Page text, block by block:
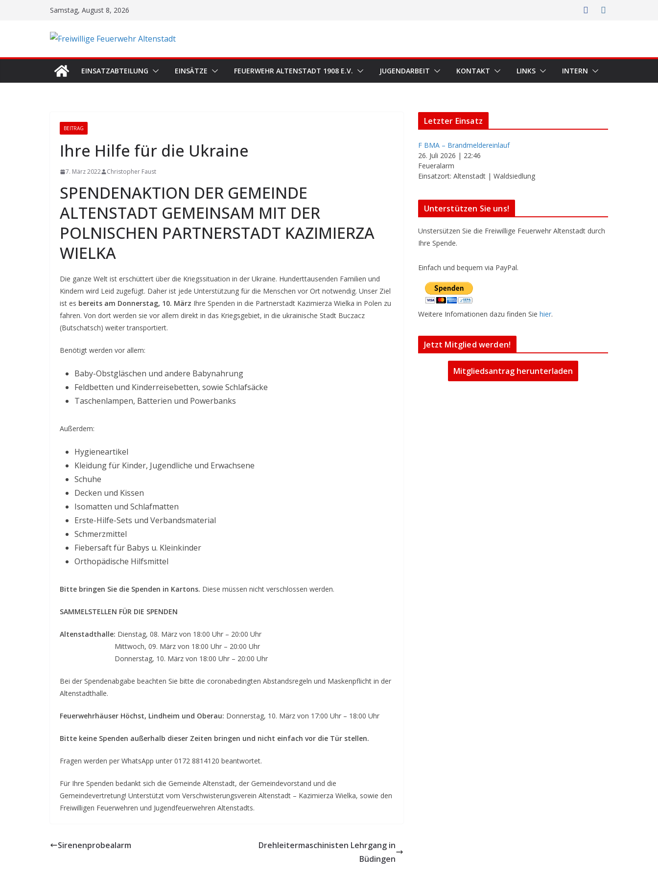
Samstag, August 8, 2026
EINSATZABTEILUNG EINSÄTZE FEUERWEHR ALTENSTADT 1908 E.V. JUGENDARBEIT KONTAKT LINKS INTERN
BEITRAG
Ihre Hilfe für die Ukraine
7. März 2022 Christopher Faust
SPENDENAKTION DER GEMEINDE
ALTENSTADT GEMEINSAM MIT DER
POLNISCHEN PARTNERSTADT KAZIMIERZA
WIELKA
Die ganze Welt ist erschüttert über die Kriegssituation in der Ukraine. Hunderttausenden Familien und
Kindern wird Leid zugefügt. Daher ist jede Unterstützung für die Menschen vor Ort notwendig. Unser Ziel
ist es bereits am Donnerstag, 10. März Ihre Spenden in die Partnerstadt Kazimierza Wielka in Polen zu
fahren. Von dort werden sie vor allem direkt in das Kriegsgebiet, in die ukrainische Stadt Buczacz
(Butschatsch) weiter transportiert.
Benötigt werden vor allem:
Baby-Obstgläschen und andere Babynahrung
Feldbetten und Kinderreisebetten, sowie Schlafsäcke
Taschenlampen, Batterien und Powerbanks
Außerdem:
Hygieneartikel
Kleidung für Kinder, Jugendliche und Erwachsene
Schuhe
Decken und Kissen
Isomatten und Schlafmatten
Erste-Hilfe-Sets und Verbandsmaterial
Schmerzmittel
Fiebersaft für Babys u. Kleinkinder
Orthopädische Hilfsmittel
Bitte bringen Sie die Spenden in Kartons. Diese müssen nicht verschlossen werden.
SAMMELSTELLEN FÜR DIE SPENDEN
Altenstadthalle: Dienstag, 08. März von 18:00 Uhr – 20:00 Uhr
Mittwoch, 09. März von 18:00 Uhr – 20:00 Uhr
Donnerstag, 10. März von 18:00 Uhr – 20:00 Uhr
Bei der Spendenabgabe beachten Sie bitte die coronabedingten Abstandsregeln und Maskenpflicht in der
Altenstadthalle.
Feuerwehrhäuser Höchst, Lindheim und Oberau: Donnerstag, 10. März von 17:00 Uhr – 18:00 Uhr
Bitte keine Spenden außerhalb dieser Zeiten bringen und nicht einfach vor die Tür stellen.
Fragen werden per WhatsApp unter 0172 8814120 beantwortet.
Für Ihre Spenden bedankt sich die Gemeinde Altenstadt, der Gemeindevorstand und die
Gemeindevertretung! Unterstützt vom Verschwisterungsverein Altenstadt – Kazimierza Wielka, sowie den
Freiwilligen Feuerwehren und Jugendfeuerwehren Altenstadts.
Sirenenprobealarm
Drehleitermaschinisten Lehrgang in
Büdingen
Letzter Einsatz
F BMA – Brandmeldereinlauf
26. Juli 2026 | 22:46
Feueralarm
Einsatzort: Altenstadt | Waldsiedlung
Unterstützen Sie uns!
Unstersützen Sie die Freiwillige Feuerwehr Altenstadt durch
Ihre Spende.
Einfach und bequem via PayPal.
Weitere Infomationen dazu finden Sie hier.
Jetzt Mitglied werden!
Mitgliedsantrag herunterladen